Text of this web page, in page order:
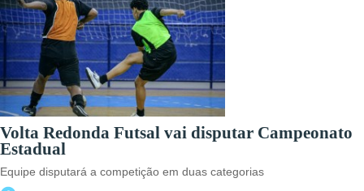
Volta Redonda Futsal vai disputar Campeonato
Estadual
Equipe disputará a competição em duas categorias